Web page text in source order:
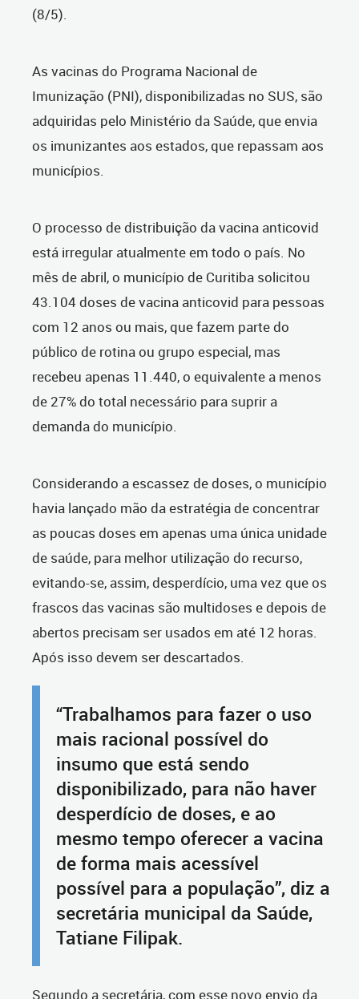
(8/5).
As vacinas do Programa Nacional de
Imunização (PNI), disponibilizadas no SUS, são
adquiridas pelo Ministério da Saúde, que envia
os imunizantes aos estados, que repassam aos
municípios.
O processo de distribuição da vacina anticovid
está irregular atualmente em todo o país. No
mês de abril, o município de Curitiba solicitou
43.104 doses de vacina anticovid para pessoas
com 12 anos ou mais, que fazem parte do
público de rotina ou grupo especial, mas
recebeu apenas 11.440, o equivalente a menos
de 27% do total necessário para suprir a
demanda do município.
Considerando a escassez de doses, o município
havia lançado mão da estratégia de concentrar
as poucas doses em apenas uma única unidade
de saúde, para melhor utilização do recurso,
evitando-se, assim, desperdício, uma vez que os
frascos das vacinas são multidoses e depois de
abertos precisam ser usados em até 12 horas.
Após isso devem ser descartados.
“Trabalhamos para fazer o uso
mais racional possível do
insumo que está sendo
disponibilizado, para não haver
desperdício de doses, e ao
mesmo tempo oferecer a vacina
de forma mais acessível
possível para a população”, diz a
secretária municipal da Saúde,
Tatiane Filipak.
Segundo a secretária, com esse novo envio da